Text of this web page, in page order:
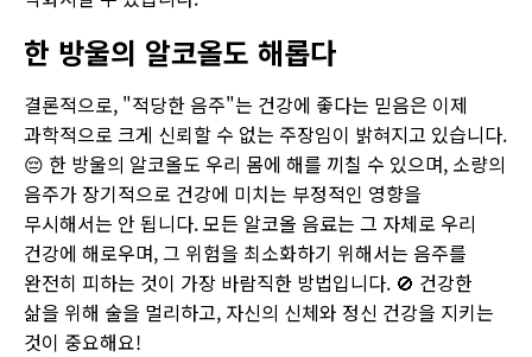
한 방울의 알코올도 해롭다
결론적으로, "적당한 음주"는 건강에 좋다는 믿음은 이제
과학적으로 크게 신뢰할 수 없는 주장임이 밝혀지고 있습니다.
😔 한 방울의 알코올도 우리 몸에 해를 끼칠 수 있으며, 소량의
음주가 장기적으로 건강에 미치는 부정적인 영향을
무시해서는 안 됩니다. 모든 알코올 음료는 그 자체로 우리
건강에 해로우며, 그 위험을 최소화하기 위해서는 음주를
완전히 피하는 것이 가장 바람직한 방법입니다. 🚫 건강한
삶을 위해 술을 멀리하고, 자신의 신체와 정신 건강을 지키는
것이 중요해요!